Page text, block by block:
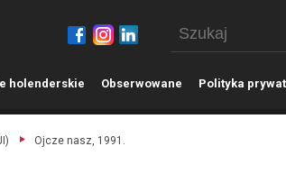
holenderskie Obserwowane Polityka
Ojcze nasz, 1991.